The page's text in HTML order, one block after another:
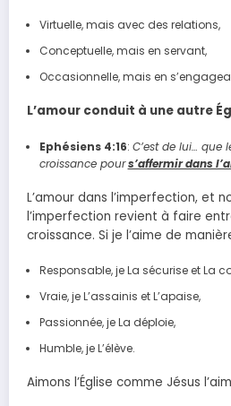
Virtuelle, mais avec des relations,
Conceptuelle, mais en servant,
Occasionnelle, mais en
L’amour conduit à une autre
Ephésiens 4:16: C’est de lui… que
croissance pour s’affermir dans
L’amour dans l’imperfection, et
l’imperfection revient à faire
croissance. Si je l’aime de
Responsable, je La sécurise et La
Vraie, je L’assainis et L’apaise,
Passionnée, je La déploie,
Humble, je L’élève.
Aimons l’Église comme Jésus